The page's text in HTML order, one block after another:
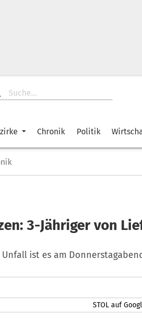
Chronik Politik
3-Jähriger von
Unfall ist es am
STOL auf